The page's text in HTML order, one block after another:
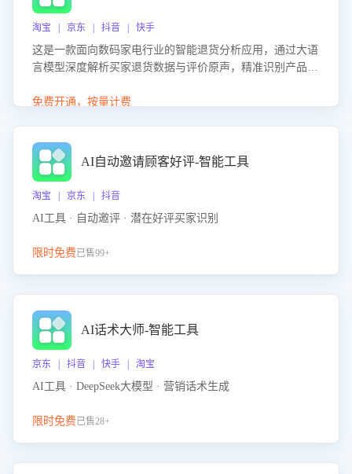
淘宝 | 京东 | 抖音 | 快手
这是一款面向数码家电行业的智能退货分析应用，通过大语
言模型深度解析买家退货数据与评价原声，精准识别产品质
改进建议，通过挖掘用户痛点驱动产品迭代，从根本上降低
免费开通，按量计费
AI自动邀请顾客好评-智能工具
淘宝 | 京东 | 抖音
AI工具 · 自动邀评 · 潜在好评买家识别
限时免费已售99+
AI话术大师-智能工具
京东 | 抖音 | 快手 | 淘宝
AI工具 · DeepSeek大模型 · 营销话术生成
限时免费已售28+